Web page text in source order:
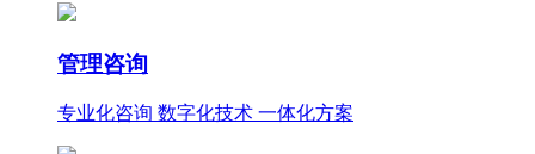
管理咨询
专业化咨询 数字化技术 一体化方案